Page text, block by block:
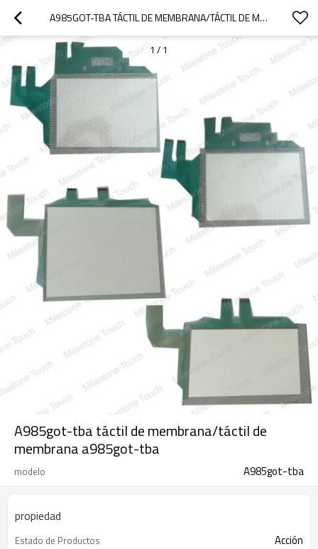
A985GOT-TBA TÁCTIL DE MEMBRANA/TÁCTIL DE MEMBRANA A985GOT-TBA
1 / 1
A985got-tba táctil de membrana/táctil de
membrana a985got-tba
modelo A985got-tba
propiedad
Estado de Productos Acción